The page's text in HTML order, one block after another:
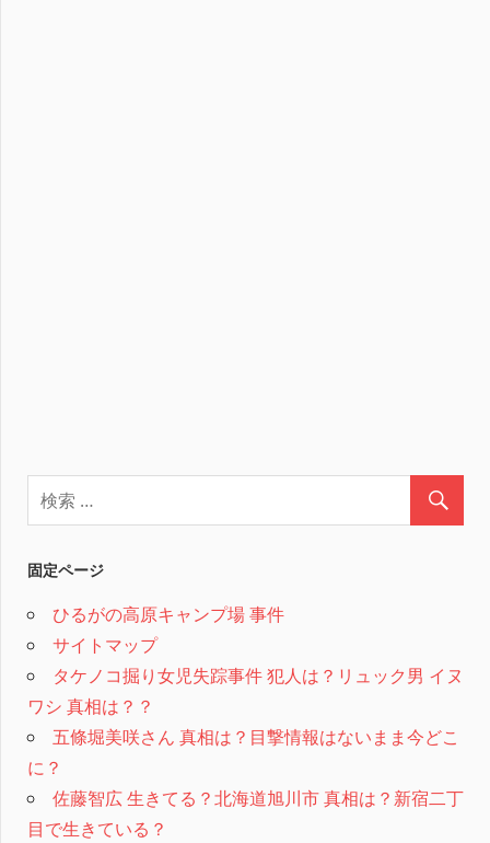
固定ページ
ひるがの高原キャンプ場 事件
サイトマップ
タケノコ掘り女児失踪事件 犯人は？リュック男 イヌ
ワシ 真相は？？
五條堀美咲さん 真相は？目撃情報はないまま今どこ
に？
佐藤智広 生きてる？北海道旭川市 真相は？新宿二丁
目で生きている？